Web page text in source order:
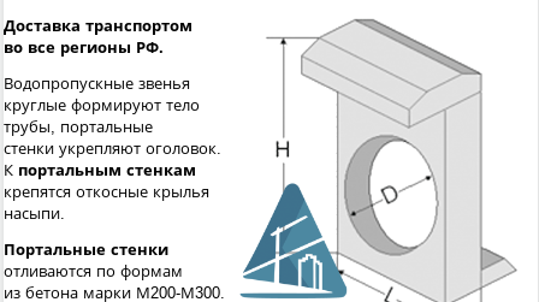
Доставка транспортом
во все регионы РФ.
Водопропускные звенья
круглые формируют тело
трубы, портальные
стенки укрепляют оголовок.
К портальным стенкам
крепятся откосные крылья
насыпи.
Портальные стенки
отливаются по формам
из бетона марки М200-М300.